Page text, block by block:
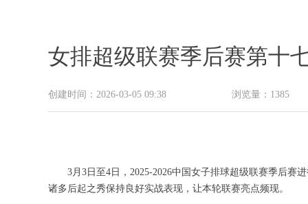
女排超级联赛季后赛第十
3月3日至4日，2025-2026中国女子排球超级联赛季后赛
诸多后起之秀保持良好实战表现，让本轮联赛亮点频现。
创建时间： 2026-03-05 09:38 浏览量： 1385